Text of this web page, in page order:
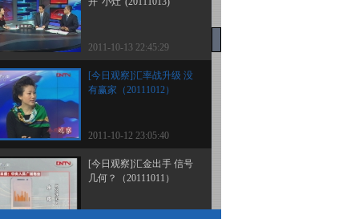
2011-10-13 22:45:29
[今日观察]汇率战升级 没
有赢家（20111012）
2011-10-12 23:05:40
[今日观察]汇金出手 信号
几何？（20111011）